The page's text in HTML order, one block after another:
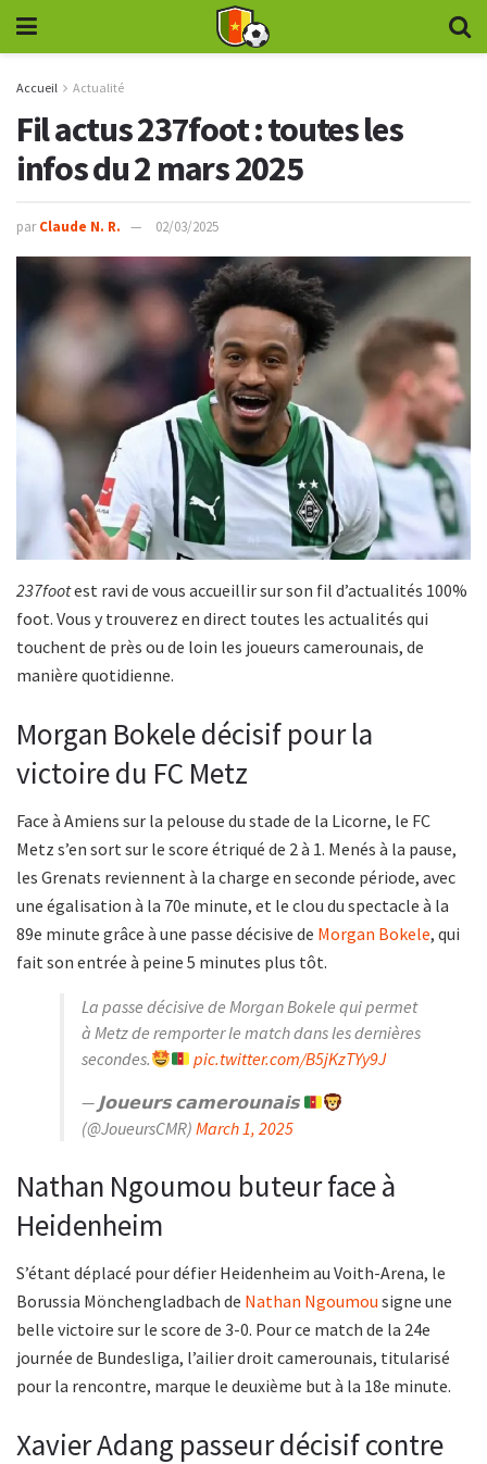
Accueil Actualité
Fil actus 237foot : toutes les
infos du 2 mars 2025
par Claude N. R. 02/03/2025
237footest ravi de vous accueillir sur son fil d’actualités 100%
foot. Vous y trouverez en direct toutes les actualités qui
touchent de près ou de loin les joueurs camerounais, de
manière quotidienne.
Morgan Bokele décisif pour la
victoire du FC Metz
Face à Amiens sur la pelouse du stade de la Licorne, le FC
Metz s’en sort sur le score étriqué de 2 à 1. Menés à la pause,
les Grenats reviennent à la charge en seconde période, avec
une égalisation à la 70e minute, et le clou du spectacle à la
89e minute grâce à une passe décisive de Morgan Bokele, qui
fait son entrée à peine 5 minutes plus tôt.
La passe décisive de Morgan Bokele qui permet
à Metz de remporter le match dans les dernières
secondes.
pic.twitter.com/B5jKzTYy9J
— 𝗝𝗼𝘂𝗲𝘂𝗿𝘀 𝗰𝗮𝗺𝗲𝗿𝗼𝘂𝗻𝗮𝗶𝘀
(@JoueursCMR) March 1, 2025
Nathan Ngoumou buteur face à
Heidenheim
S’étant déplacé pour défier Heidenheim au Voith-Arena, le
Borussia Mönchengladbach de Nathan Ngoumou signe une
belle victoire sur le score de 3-0. Pour ce match de la 24e
journée de Bundesliga, l’ailier droit camerounais, titularisé
pour la rencontre, marque le deuxième but à la 18e minute.
Xavier Adang passeur décisif contre